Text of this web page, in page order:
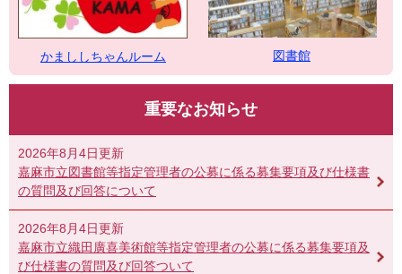
かまししちゃんルーム 図書館
重要なお知らせ
2026年8月4日更新
嘉麻市立図書館等指定管理者の公募に係る募集要項及び仕様書
の質問及び回答について
2026年8月4日更新
嘉麻市立織田廣喜美術館等指定管理者の公募に係る募集要項及
び仕様書の質問及び回答ついて